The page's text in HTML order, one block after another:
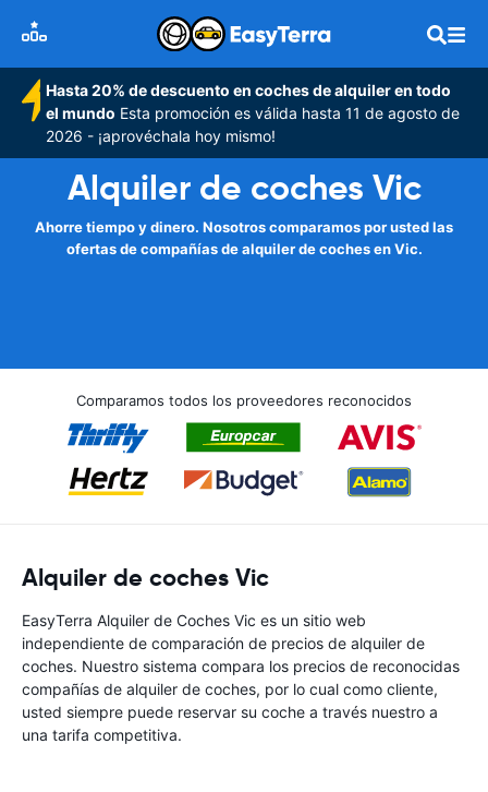
Hasta 20% de descuento en coches de alquiler en todo
el mundo Esta promoción es válida hasta 11 de agosto de
2026 - ¡aprovéchala hoy mismo!
Alquiler de coches Vic
Ahorre tiempo y dinero. Nosotros comparamos por usted las
ofertas de compañías de alquiler de coches en Vic.
Comparamos todos los proveedores reconocidos
Alquiler de coches Vic
EasyTerra Alquiler de Coches Vic es un sitio web
independiente de comparación de precios de alquiler de
coches. Nuestro sistema compara los precios de reconocidas
compañías de alquiler de coches, por lo cual como cliente,
usted siempre puede reservar su coche a través nuestro a
una tarifa competitiva.